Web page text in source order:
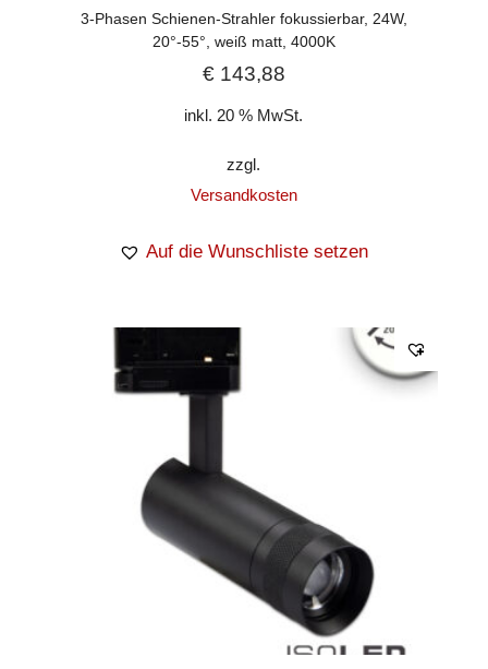
3-Phasen Schienen-Strahler fokussierbar, 24W,
20°-55°, weiß matt, 4000K
€143,88
inkl. 20 % MwSt.
zzgl.
Versandkosten
Auf die Wunschliste setzen